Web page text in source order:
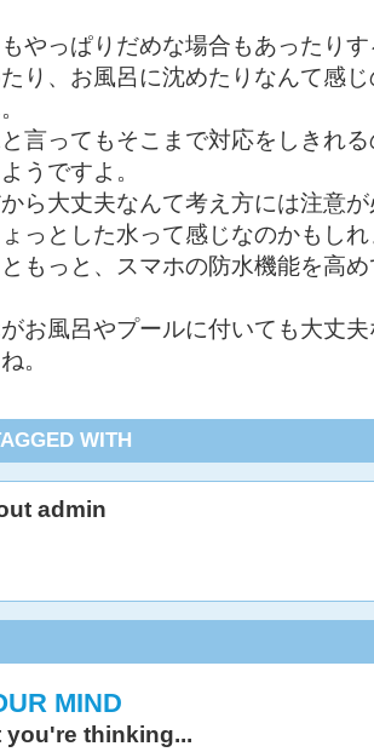
やっぱりだめな場合もあったり
り、お風呂に沈めたりなんて感
言ってもそこまで対応をしきれ
うですよ。
ら大丈夫なんて考え方には注意
っとした水って感じなのかもし
もっと、スマホの防水機能を高
お風呂やプールに付いても大丈
。
WITH
admin
MIND
you're thinking...